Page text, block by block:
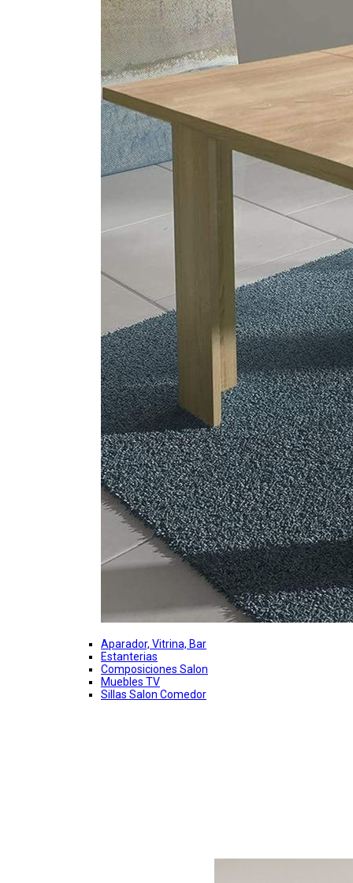
Aparador, Vitrina, Bar
Estanterias
Composiciones Salon
Muebles TV
Sillas Salon Comedor